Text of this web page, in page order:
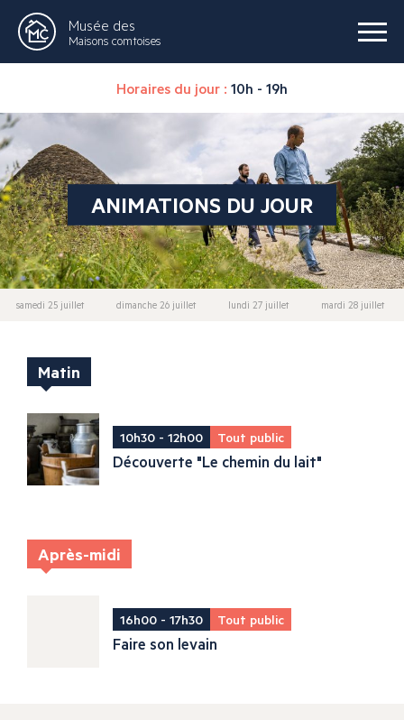
Musée des
Maisons comtoises
Horaires du jour : 10h - 19h
ANIMATIONS DU JOUR
samedi 25 juillet dimanche 26 juillet lundi 27 juillet mardi 28 juillet
Matin
10h30 - 12h00 Tout public
Découverte "Le chemin du lait"
Après-midi
16h00 - 17h30 Tout public
Faire son levain